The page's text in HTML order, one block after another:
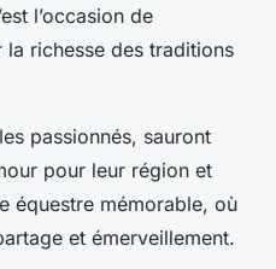
l’occasion de
la richesse des traditions
passionnés, sauront
pour leur région et
équestre mémorable, où
et émerveillement.